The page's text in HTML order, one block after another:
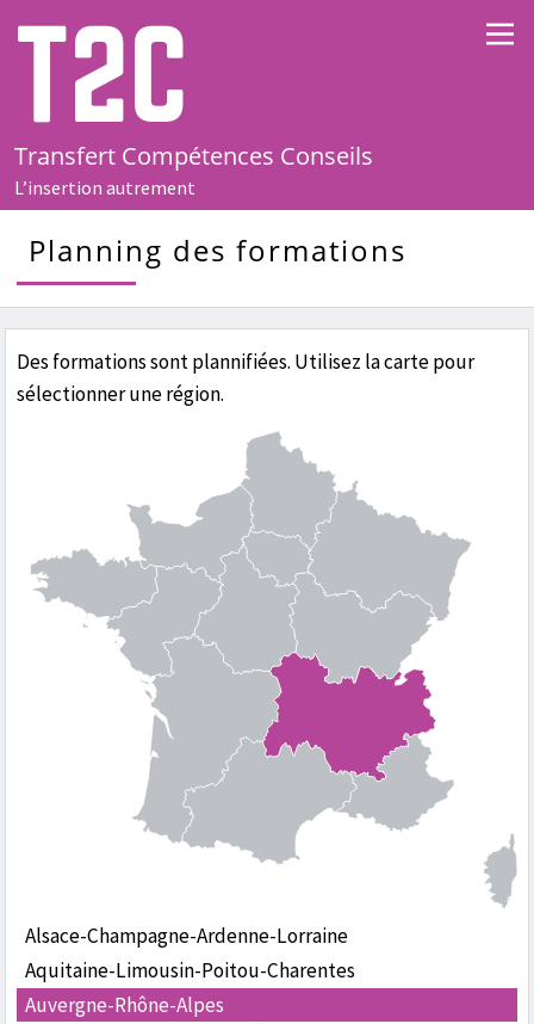
T2C
Transfert Compétences Conseils
L’insertion autrement
Planning des formations
Des formations sont plannifiées. Utilisez la carte pour
sélectionner une région.
Alsace-Champagne-Ardenne-Lorraine
Aquitaine-Limousin-Poitou-Charentes
Auvergne-Rhône-Alpes